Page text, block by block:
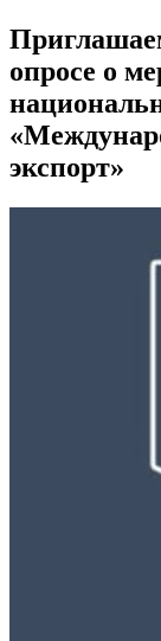
опросе о
экспорт»